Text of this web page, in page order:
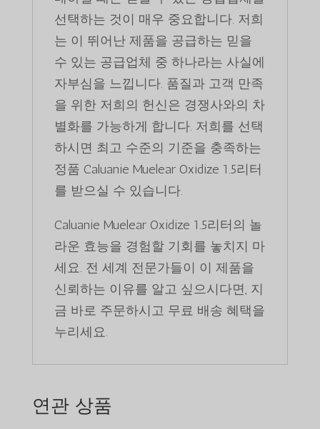
선택하는 것이 매우 중요합니다. 저희
는 이 뛰어난 제품을 공급하는 믿을
수 있는 공급업체 중 하나라는 사실에
자부심을 느낍니다. 품질과 고객 만족
을 위한 저희의 헌신은 경쟁사와의 차
별화를 가능하게 합니다. 저희를 선택
하시면 최고 수준의 기준을 충족하는
정품 Caluanie Muelear Oxidize 1.5리터
를 받으실 수 있습니다.
Caluanie Muelear Oxidize 1.5리터의 놀
라운 효능을 경험할 기회를 놓치지 마
세요. 전 세계 전문가들이 이 제품을
신뢰하는 이유를 알고 싶으시다면, 지
금 바로 주문하시고 무료 배송 혜택을
누리세요.
연관 상품